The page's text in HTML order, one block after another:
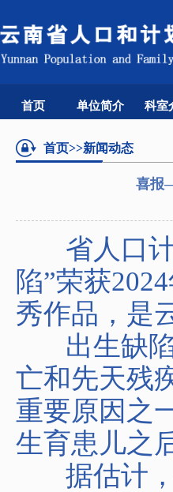
首页 单位简介 科室
首页>>新闻动态
喜报
省人口计
陷”荣获
秀作品，是
出生缺陷
亡和先天残
重要原因之
生育患儿之
据估计，